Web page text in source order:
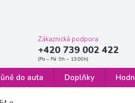
Zákaznická podpora:
+420 739 002 422
do auta Doplňky